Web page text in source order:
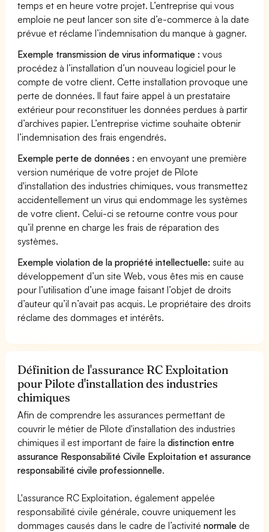
temps et en heure votre projet. L’entreprise qui vous
emploie ne peut lancer son site d’e-commerce à la date
prévue et réclame l’indemnisation du manque à gagner.
Exemple transmission de virus informatique : vous
procédez à l’installation d’un nouveau logiciel pour le
compte de votre client. Cette installation provoque une
perte de données. Il faut faire appel à un prestataire
extérieur pour reconstituer les données perdues à partir
d’archives papier. L’entreprise victime souhaite obtenir
l’indemnisation des frais engendrés.
Exemple perte de données : en envoyant une première
version numérique de votre projet de Pilote
d'installation des industries chimiques, vous transmettez
accidentellement un virus qui endommage les systèmes
de votre client. Celui-ci se retourne contre vous pour
qu’il prenne en charge les frais de réparation des
systèmes.
Exemple violation de la propriété intellectuelle: suite au
développement d’un site Web, vous êtes mis en cause
pour l’utilisation d’une image faisant l’objet de droits
d’auteur qu’il n’avait pas acquis. Le propriétaire des droits
réclame des dommages et intérêts.
Définition de l'assurance RC Exploitation
pour Pilote d'installation des industries
chimiques
Afin de comprendre les assurances permettant de
couvrir le métier de Pilote d'installation des industries
chimiques il est important de faire ladistinction entre
assurance Responsabilité Civile Exploitation et assurance
responsabilité civile professionnelle.
L'assurance RC Exploitation, également appelée
responsabilité civile générale, couvre uniquement les
dommages causés dans le cadre de l’activiténormale de